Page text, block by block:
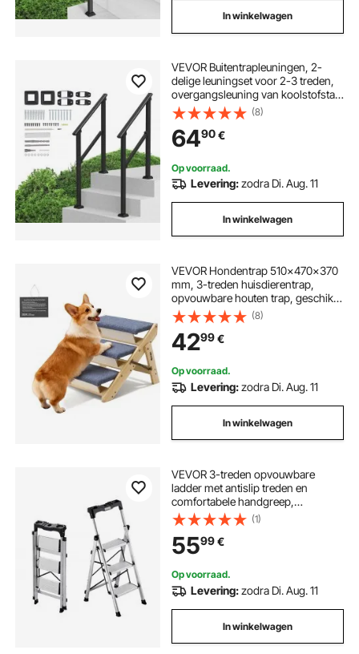
In winkelwagen
VEVOR Buitentrapleuningen, 2-
delige leuningset voor 2-3 treden,
overgangsleuning van koolstofstaal
met montageset, trapleuning voor
senioren, beton & veranda & terras,
zwarte vierkante buis
(8)
6490€
Op voorraad.
Levering:zodra Di. Aug. 11
In winkelwagen
VEVOR Hondentrap 510x470x370
mm, 3-treden huisdierentrap,
opvouwbare houten trap, geschikt
voor kleine, middelgrote, grote en
oudere huisdieren, evenals puppy's
tot 68 kg, hondenladder voor
bedden, banken en auto's.
(8)
4299€
Op voorraad.
Levering:zodra Di. Aug. 11
In winkelwagen
VEVOR 3-treden opvouwbare
ladder met antislip treden en
comfortabele handgreep,
huishoudladder met een
draagvermogen van 150 kg,
aluminium trapladder,
veiligheidsladder voor keuken,
magazijn, huis en kantoor
(1)
5599€
Op voorraad.
Levering:zodra Di. Aug. 11
In winkelwagen